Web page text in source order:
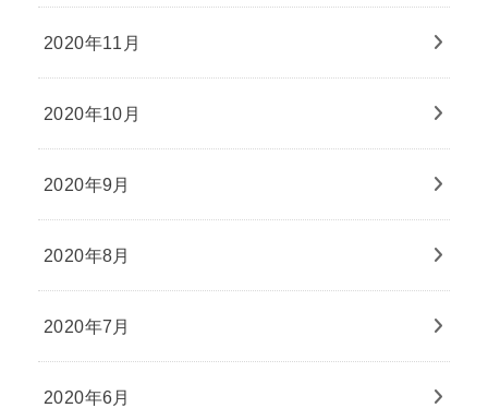
2020年11月
2020年10月
2020年9月
2020年8月
2020年7月
2020年6月